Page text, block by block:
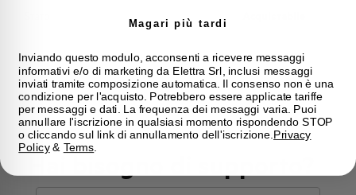
Marca AEG
Hai bisogno di supporto?
Magari più tardi
Inviando questo modulo, acconsenti a ricevere messaggi
informativi e/o di marketing da Elettra Srl, inclusi messaggi
inviati tramite composizione automatica. Il consenso non è una
condizione per l'acquisto. Potrebbero essere applicate tariffe
per messaggi e dati. La frequenza dei messaggi varia. Puoi
annullare l'iscrizione in qualsiasi momento rispondendo STOP
o cliccando sul link di annullamento dell'iscrizione. Privacy
Policy& Terms